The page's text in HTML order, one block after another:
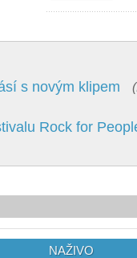
s novým klipem
Rock for
NAŽIVO